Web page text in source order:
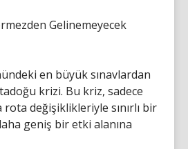
Gelinemeyecek
en büyük sınavlardan
krizi. Bu kriz, sadece
değişiklikleriyle sınırlı bir
geniş bir etki alanına